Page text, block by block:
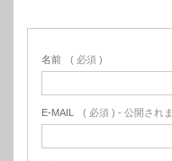
名前 ( 必須 )
E-MAIL ( 必須 ) - 公開され